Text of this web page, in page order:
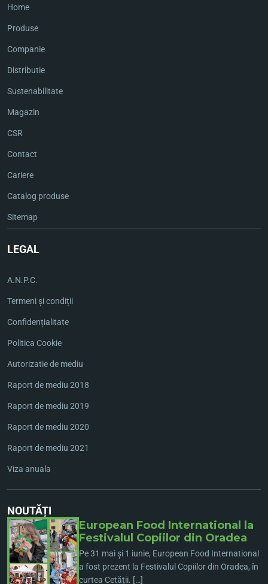
Home
Produse
Companie
Distributie
Sustenabilitate
Magazin
CSR
Contact
Cariere
Catalog produse
Sitemap
LEGAL
A.N.P.C.
Termeni și condiții
Confidențialitate
Politica Cookie
Autorizatie de mediu
Raport de mediu 2018
Raport de mediu 2019
Raport de mediu 2020
Raport de mediu 2021
Viza anuala
NOUTĂȚI
European Food International la
Festivalul Copiilor din Oradea
Pe 31 mai și 1 iunie, European Food International
a fost prezent la Festivalul Copiilor din Oradea, în
curtea Cetății. […]